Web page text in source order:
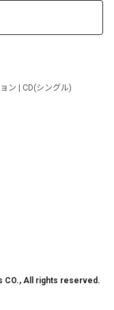
ン | CD(シングル)
CO., All rights reserved.